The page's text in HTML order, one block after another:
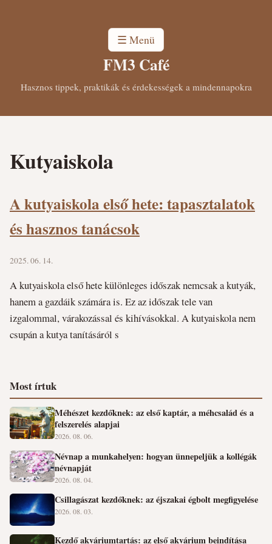
☰ Menü
FM3 Café
Hasznos tippek, praktikák és érdekességek a mindennapokra
Kutyaiskola
A kutyaiskola első hete: tapasztalatok
és hasznos tanácsok
2025. 06. 14.
A kutyaiskola első hete különleges időszak nemcsak a kutyák,
hanem a gazdáik számára is. Ez az időszak tele van
izgalommal, várakozással és kihívásokkal. A kutyaiskola nem
csupán a kutya tanításáról s
Most írtuk
Méhészet kezdőknek: az első kaptár, a méhcsalád és a
felszerelés alapjai
2026. 08. 06.
Névnap a munkahelyen: hogyan ünnepeljük a kollégák
névnapját
2026. 08. 04.
Csillagászat kezdőknek: az éjszakai égbolt megfigyelése
2026. 08. 03.
Kezdő akváriumtartás: az első akvárium beindítása